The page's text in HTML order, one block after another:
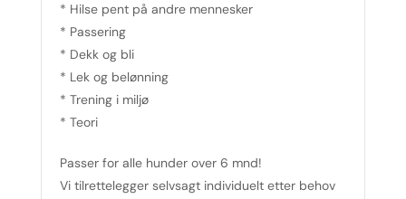
* Hilse pent på andre mennesker
* Passering
* Dekk og bli
* Lek og belønning
* Trening i miljø
* Teori
Passer for alle hunder over 6 mnd!
Vi tilrettelegger selvsagt individuelt etter behov